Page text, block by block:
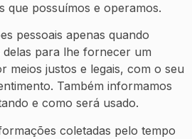
que possuímos e operamos.
pessoais apenas quando
para lhe fornecer um
meios justos e legais, com o seu
Também informamos
e como será usado.
coletadas pelo tempo